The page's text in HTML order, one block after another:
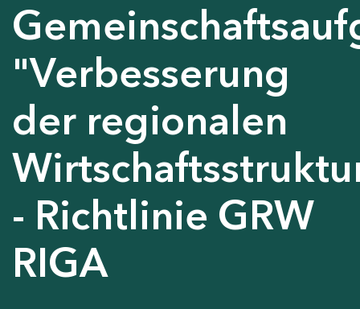
"Verbesserung
der regionalen
- Richtlinie GRW
RIGA